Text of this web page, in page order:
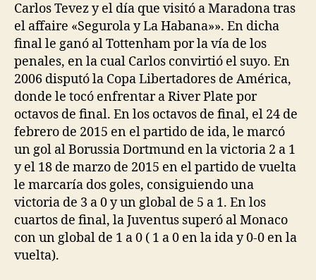
Carlos Tevez y el día que visitó a Maradona tras
el affaire «Segurola y La Habana»». En dicha
final le ganó al Tottenham por la vía de los
penales, en la cual Carlos convirtió el suyo. En
2006 disputó la Copa Libertadores de América,
donde le tocó enfrentar a River Plate por
octavos de final. En los octavos de final, el 24 de
febrero de 2015 en el partido de ida, le marcó
un gol al Borussia Dortmund en la victoria 2 a 1
y el 18 de marzo de 2015 en el partido de vuelta
le marcaría dos goles, consiguiendo una
victoria de 3 a 0 y un global de 5 a 1. En los
cuartos de final, la Juventus superó al Monaco
con un global de 1 a 0 ( 1 a 0 en la ida y 0-0 en la
vuelta).